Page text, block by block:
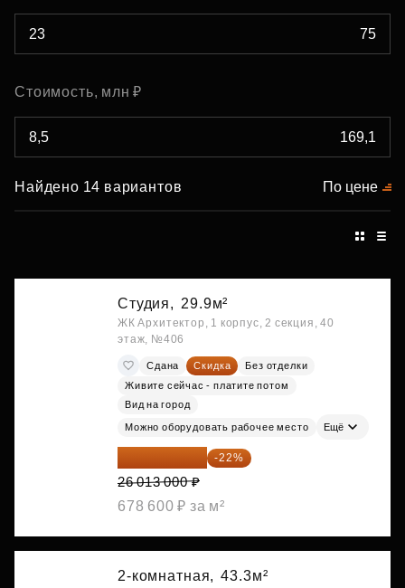
Стоимость, млн ₽
Найдено 14 вариантов По цене
Студия, 29.9м²
ЖК Архитектор, 1 корпус, 2 секция, 40
этаж, №406
Сдана Скидка
Без отделки
Живите сейчас - платите потом
Вид на город
Можно оборудовать рабочее место Ещё
20 290 140 ₽ -22%
26 013 000 ₽
678 600 ₽ за м²
2-комнатная, 43.3м²